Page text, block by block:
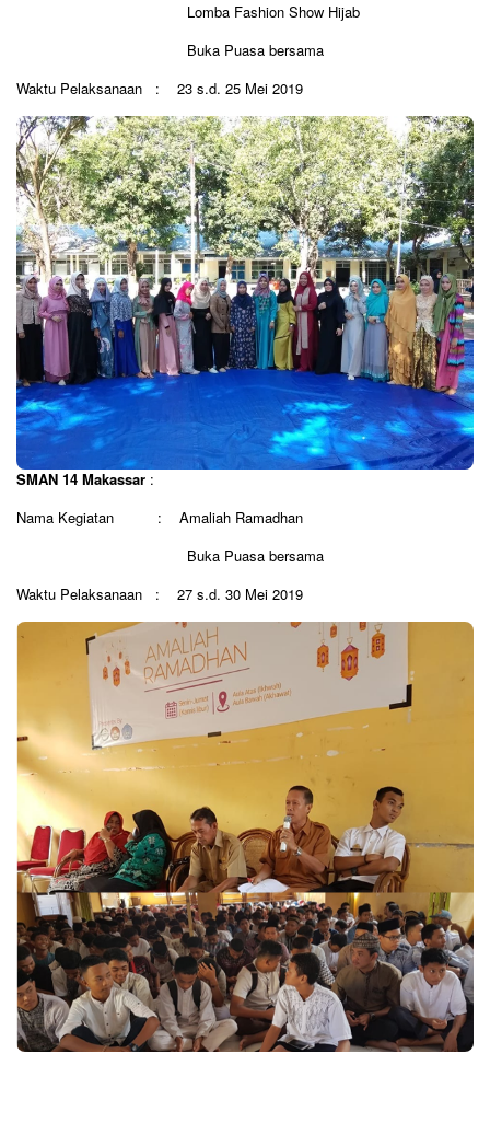
Lomba Fashion Show Hijab
Buka Puasa bersama
Waktu Pelaksanaan : 23 s.d. 25 Mei 2019
SMAN 14 Makassar :
Nama Kegiatan : Amaliah Ramadhan
Buka Puasa bersama
Waktu Pelaksanaan : 27 s.d. 30 Mei 2019